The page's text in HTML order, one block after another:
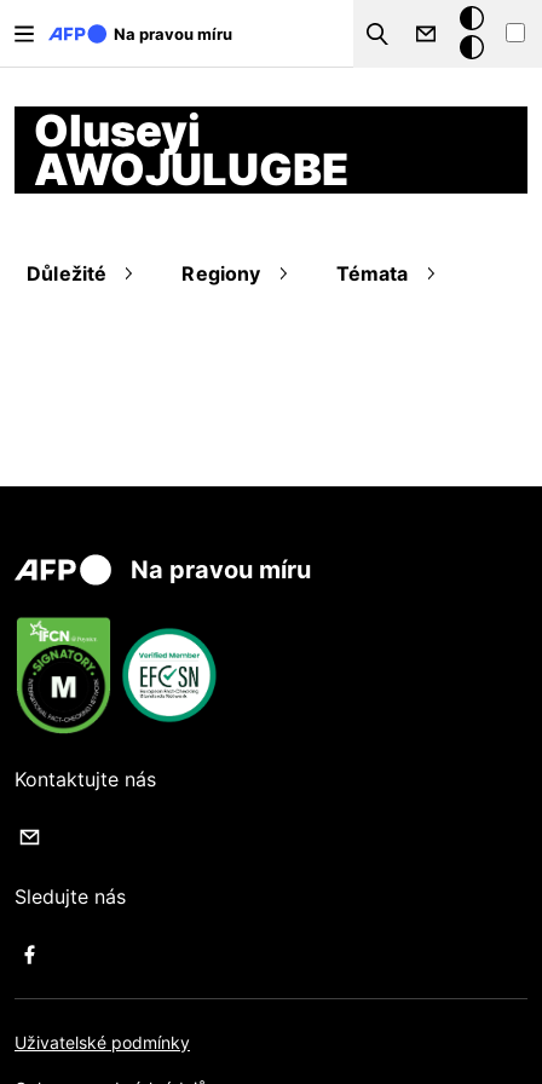
Na pravou míru
Search
Tmavý
režim
Oluseyi
AWOJULUGBE
Důležité Regiony Témata
Na pravou míru
Kontaktujte nás
Sledujte nás
Uživatelské podmínky